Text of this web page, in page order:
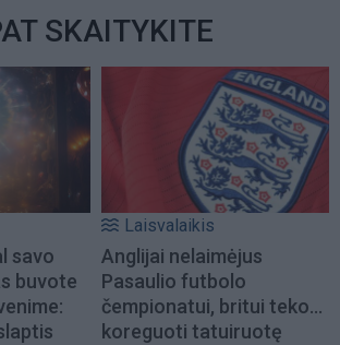
SKAITYKITE
savo
buvote
Laisvalaikis
Anglijai nelaimėjus
Pasaulio futbolo
čempionatui, britui teko...
koreguoti tatuiruotę